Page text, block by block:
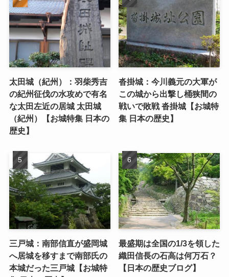
太田城（紀州）：羽柴秀吉
の紀州征伐の水攻めで有名
な太田左近の居城 太田城
（紀州）【お城特集 日本の
歴史】
沓掛城：今川義元の大軍が
この城から出撃し桶狭間の
戦いで敗戦 沓掛城【お城特
集 日本の歴史】
三戸城：南部信直が盛岡城
へ居城を移すまで南部氏の
本城だった三戸城【お城特
最盛期は全国の1/3を領した
織田信長の石高は何万石？
【日本の歴史ブログ】